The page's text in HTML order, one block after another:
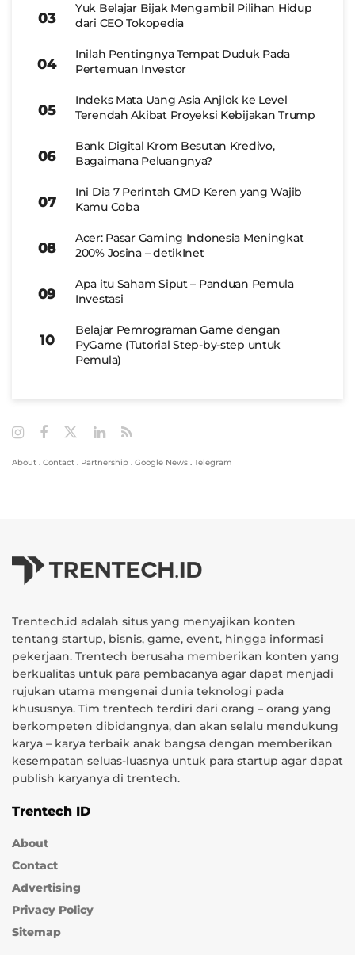
Yuk Belajar Bijak Mengambil Pilihan Hidup
dari CEO Tokopedia
Inilah Pentingnya Tempat Duduk Pada
Pertemuan Investor
Indeks Mata Uang Asia Anjlok ke Level
Terendah Akibat Proyeksi Kebijakan Trump
Bank Digital Krom Besutan Kredivo,
Bagaimana Peluangnya?
Ini Dia 7 Perintah CMD Keren yang Wajib
Kamu Coba
Acer: Pasar Gaming Indonesia Meningkat
200% Josina – detikInet
Apa itu Saham Siput – Panduan Pemula
Investasi
Belajar Pemrograman Game dengan
PyGame (Tutorial Step-by-step untuk
Pemula)
About . Contact . Partnership . Google News . Telegram
Trentech.id adalah situs yang menyajikan konten
tentang startup, bisnis, game, event, hingga informasi
pekerjaan. Trentech berusaha memberikan konten yang
berkualitas untuk para pembacanya agar dapat menjadi
rujukan utama mengenai dunia teknologi pada
khususnya. Tim trentech terdiri dari orang – orang yang
berkompeten dibidangnya, dan akan selalu mendukung
karya – karya terbaik anak bangsa dengan memberikan
kesempatan seluas-luasnya untuk para startup agar dapat
publish karyanya di trentech.
Trentech ID
About
Contact
Advertising
Privacy Policy
Sitemap